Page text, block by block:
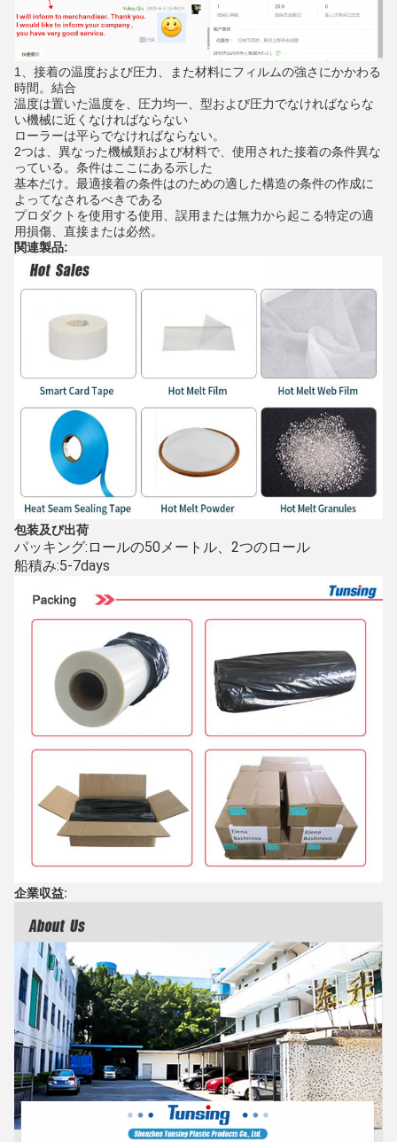
1、接着の温度および圧力、また材料にフィルムの強さにかかわる
時間。結合
温度は置いた温度を、圧力均一、型および圧力でなければならな
い機械に近くなければならない
ローラーは平らでなければならない。
2つは、異なった機械類および材料で、使用された接着の条件異な
っている。条件はここにある示した
基本だけ。最適接着の条件はのための適した構造の条件の作成に
よってなされるべきである
プロダクトを使用する使用、誤用または無力から起こる特定の適
用損傷、直接または必然。
関連製品:
包装及び出荷
パッキング: ロールの50メートル、2つのロール
船積み:5-7days
企業収益: